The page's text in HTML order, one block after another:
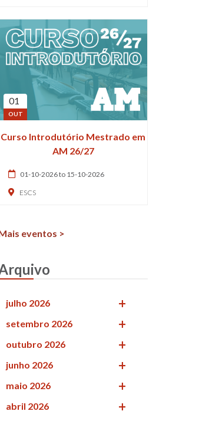
01
OUT
Curso Introdutório Mestrado em
AM 26/27
01-10-2026 to 15-10-2026
ESCS
eventos >
julho 2026
setembro 2026
outubro 2026
junho 2026
maio 2026
abril 2026